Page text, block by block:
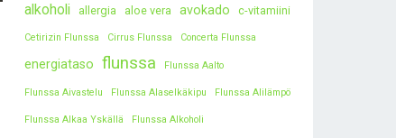
alkoholi allergia aloe vera avokado c-vitamiini
Cetirizin Flunssa Cirrus Flunssa Concerta Flunssa
energiataso flunssa Flunssa Aalto
Flunssa Aivastelu Flunssa Alaselkäkipu Flunssa Alilämpö
Flunssa Alkaa Yskällä Flunssa Alkoholi